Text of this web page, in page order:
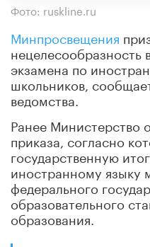
Фото: ruskline.ru
Минпросвещения
нецелесообразность
экзамена по
школьников,
ведомства.
Ранее Министерство
приказа, согласно
государственную
иностранному языку
федерального
образовательного
образования.